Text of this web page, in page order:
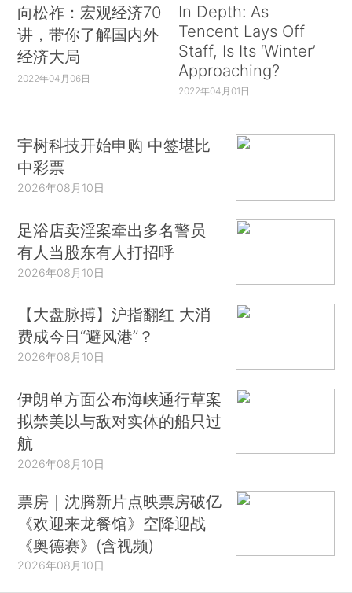
向松祚：宏观经济70
讲，带你了解国内外
经济大局
2022年04月06日
In Depth: As
Tencent Lays Off
Staff, Is Its ‘Winter’
Approaching?
2022年04月01日
宇树科技开始申购 中签堪比
中彩票
2026年08月10日
足浴店卖淫案牵出多名警员
有人当股东有人打招呼
2026年08月10日
【大盘脉搏】沪指翻红 大消
费成今日“避风港”？
2026年08月10日
伊朗单方面公布海峡通行草案
拟禁美以与敌对实体的船只过
航
2026年08月10日
票房｜沈腾新片点映票房破亿
《欢迎来龙餐馆》空降迎战
《奥德赛》(含视频)
2026年08月10日